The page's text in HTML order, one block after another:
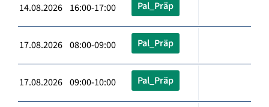
14.08.2026 16:00-17:00 Pal_Präp
17.08.2026 08:00-09:00 Pal_Präp
17.08.2026 09:00-10:00 Pal_Präp